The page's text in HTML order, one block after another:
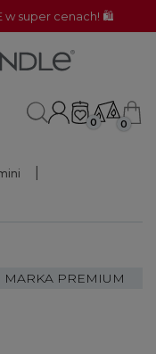
w super cenach! 🛍️
0 0
MARKA PREMIUM